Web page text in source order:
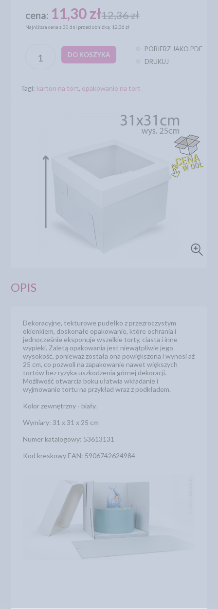
cena: 11,30 zł12,36 zł
Najniższa cena z 30 dni przed obniżką: 12,36 zł
DO KOSZYKA
POBIERZ JAKO PDF
DRUKUJ
Tagi: karton na tort, opakowanie na tort
OPIS
Dekoracyjne, tekturowe pudełko z przezroczystym
okienkiem, doskonałe opakowanie, które ochrania i
jednocześnie eksponuje wszelkie torty, ciasta i inne
wypieki. Zaletą opakowania jest niewątpliwie jego
wysokość, ponieważ została ona powiększona i wynosi aż
25 cm, co pozwoli na zapakowanie nawet większych
tortów bez ryzyka uszkodzenia górnej dekoracji.
Możliwość otwarcia boku ułatwia wkładanie i
wyjmowanie tortu na przykład wraz z podkładem.
Kolor zewnętrzny - biały.
Wymiary: 31 x 31 x 25 cm
Numer katalogowy: 53613131
Kod kreskowy EAN: 5906742624984